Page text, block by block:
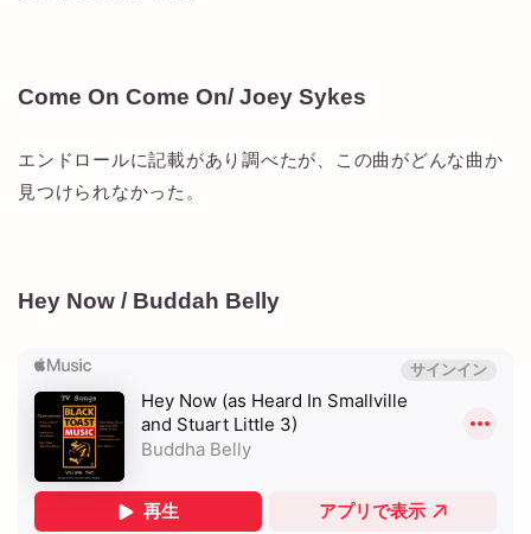
Come On Come On/ Joey Sykes
エンドロールに記載があり調べたが、この曲がどんな曲か
見つけられなかった。
Hey Now / Buddah Belly